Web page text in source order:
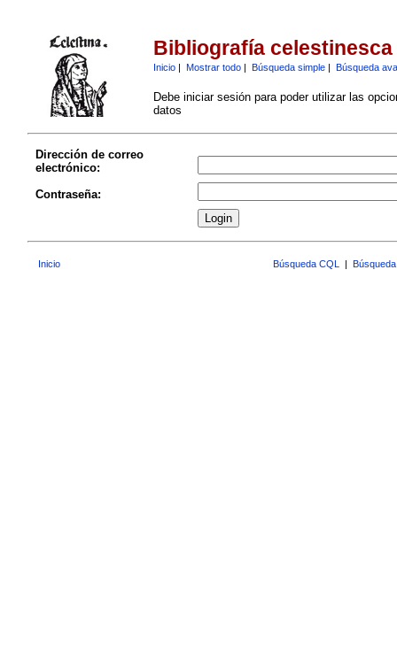
Bibliografía celestinesca
Inicio| Mostrar todo| Búsqueda simple| Búsqueda
Debe iniciar sesión para poder utilizar las
datos
Dirección de correo
electrónico:
Contraseña:
Inicio Búsqueda CQL |